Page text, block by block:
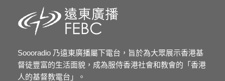
Soooradio 乃遠東廣播屬下電台，旨於為大眾展示香港基
督徒豐富的生活面貌，成為服侍香港社會和教會的「香港
人的基督教電台」。